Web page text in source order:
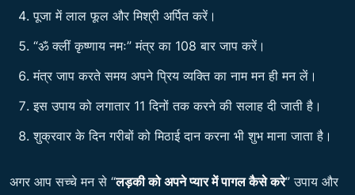
पूजा में लाल फूल और मिश्री अर्पित करें।
“ॐ क्लीं कृष्णाय नमः” मंत्र का 108 बार जाप करें।
मंत्र जाप करते समय अपने प्रिय व्यक्ति का नाम मन ही मन लें।
इस उपाय को लगातार 11 दिनों तक करने की सलाह दी जाती है।
शुक्रवार के दिन गरीबों को मिठाई दान करना भी शुभ माना जाता है।
अगर आप सच्चे मन से “लड़की को अपने प्यार में पागल कैसे करे” उपाय और